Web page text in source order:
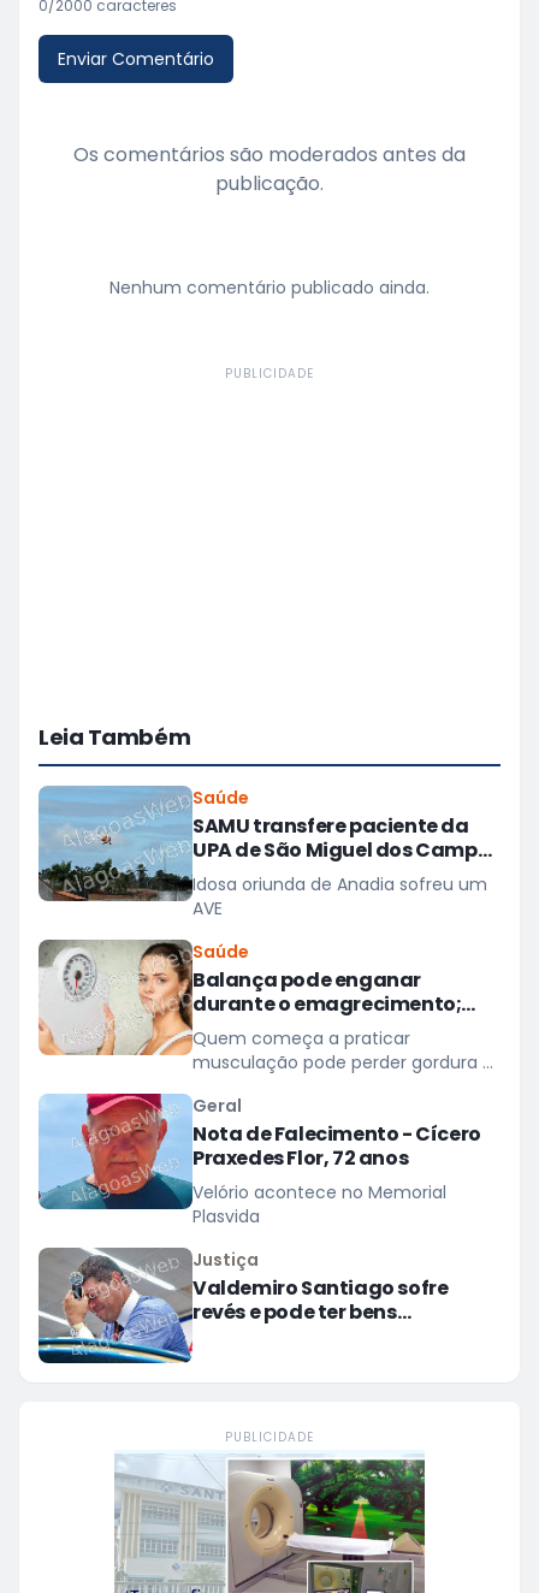
0/2000 caracteres
Enviar Comentário
Os comentários são moderados antes da
publicação.
Nenhum comentário publicado ainda.
PUBLICIDADE
Leia Também
Saúde
SAMU transfere paciente da
UPA de São Miguel dos Campos
para hospital em Maceió
Idosa oriunda de Anadia sofreu um
AVE
Saúde
Balança pode enganar
durante o emagrecimento;
entenda três motivos
Quem começa a praticar
musculação pode perder gordura e
observar uma queda significativa
na balança
Geral
Nota de Falecimento - Cícero
Praxedes Flor, 72 anos
Velório acontece no Memorial
Plasvida
Justiça
Valdemiro Santiago sofre
revés e pode ter bens
PUBLICIDADE